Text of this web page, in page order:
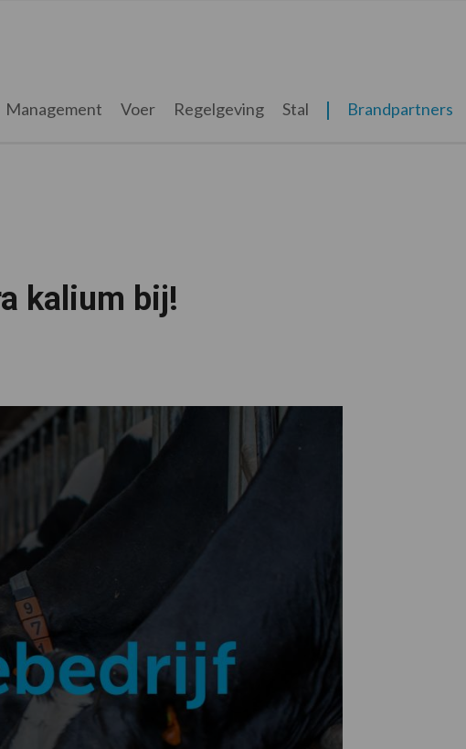
Management Voer Regelgeving Stal Brandpartners
kalium bij!